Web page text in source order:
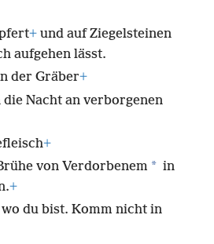
+ und auf Ziegelsteinen
aufgehen lässt.
der Gräber+
Nacht an verborgenen
+
von Verdorbenem * in
+
wo du bist. Komm nicht in